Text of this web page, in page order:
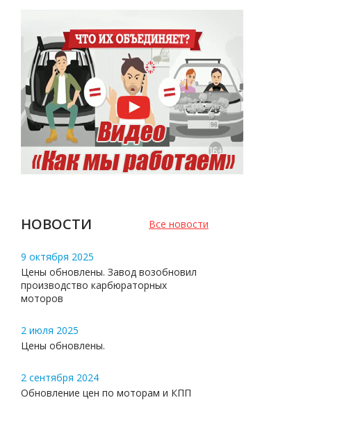
Все новости
НОВОСТИ
9 октября 2025
Цены обновлены. Завод возобновил
производство карбюраторных
моторов
2 июля 2025
Цены обновлены.
2 сентября 2024
Обновление цен по моторам и КПП